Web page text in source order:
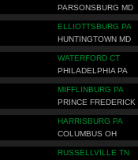
PARSONSBURG MD
ELLIOTTSBURG PA
HUNTINGTOWN MD
WATERFORD CT
PHILADELPHIA PA
MIFFLINBURG PA
PRINCE FREDERICK
HARRISBURG PA
COLUMBUS OH
RUSSELLVILLE TN